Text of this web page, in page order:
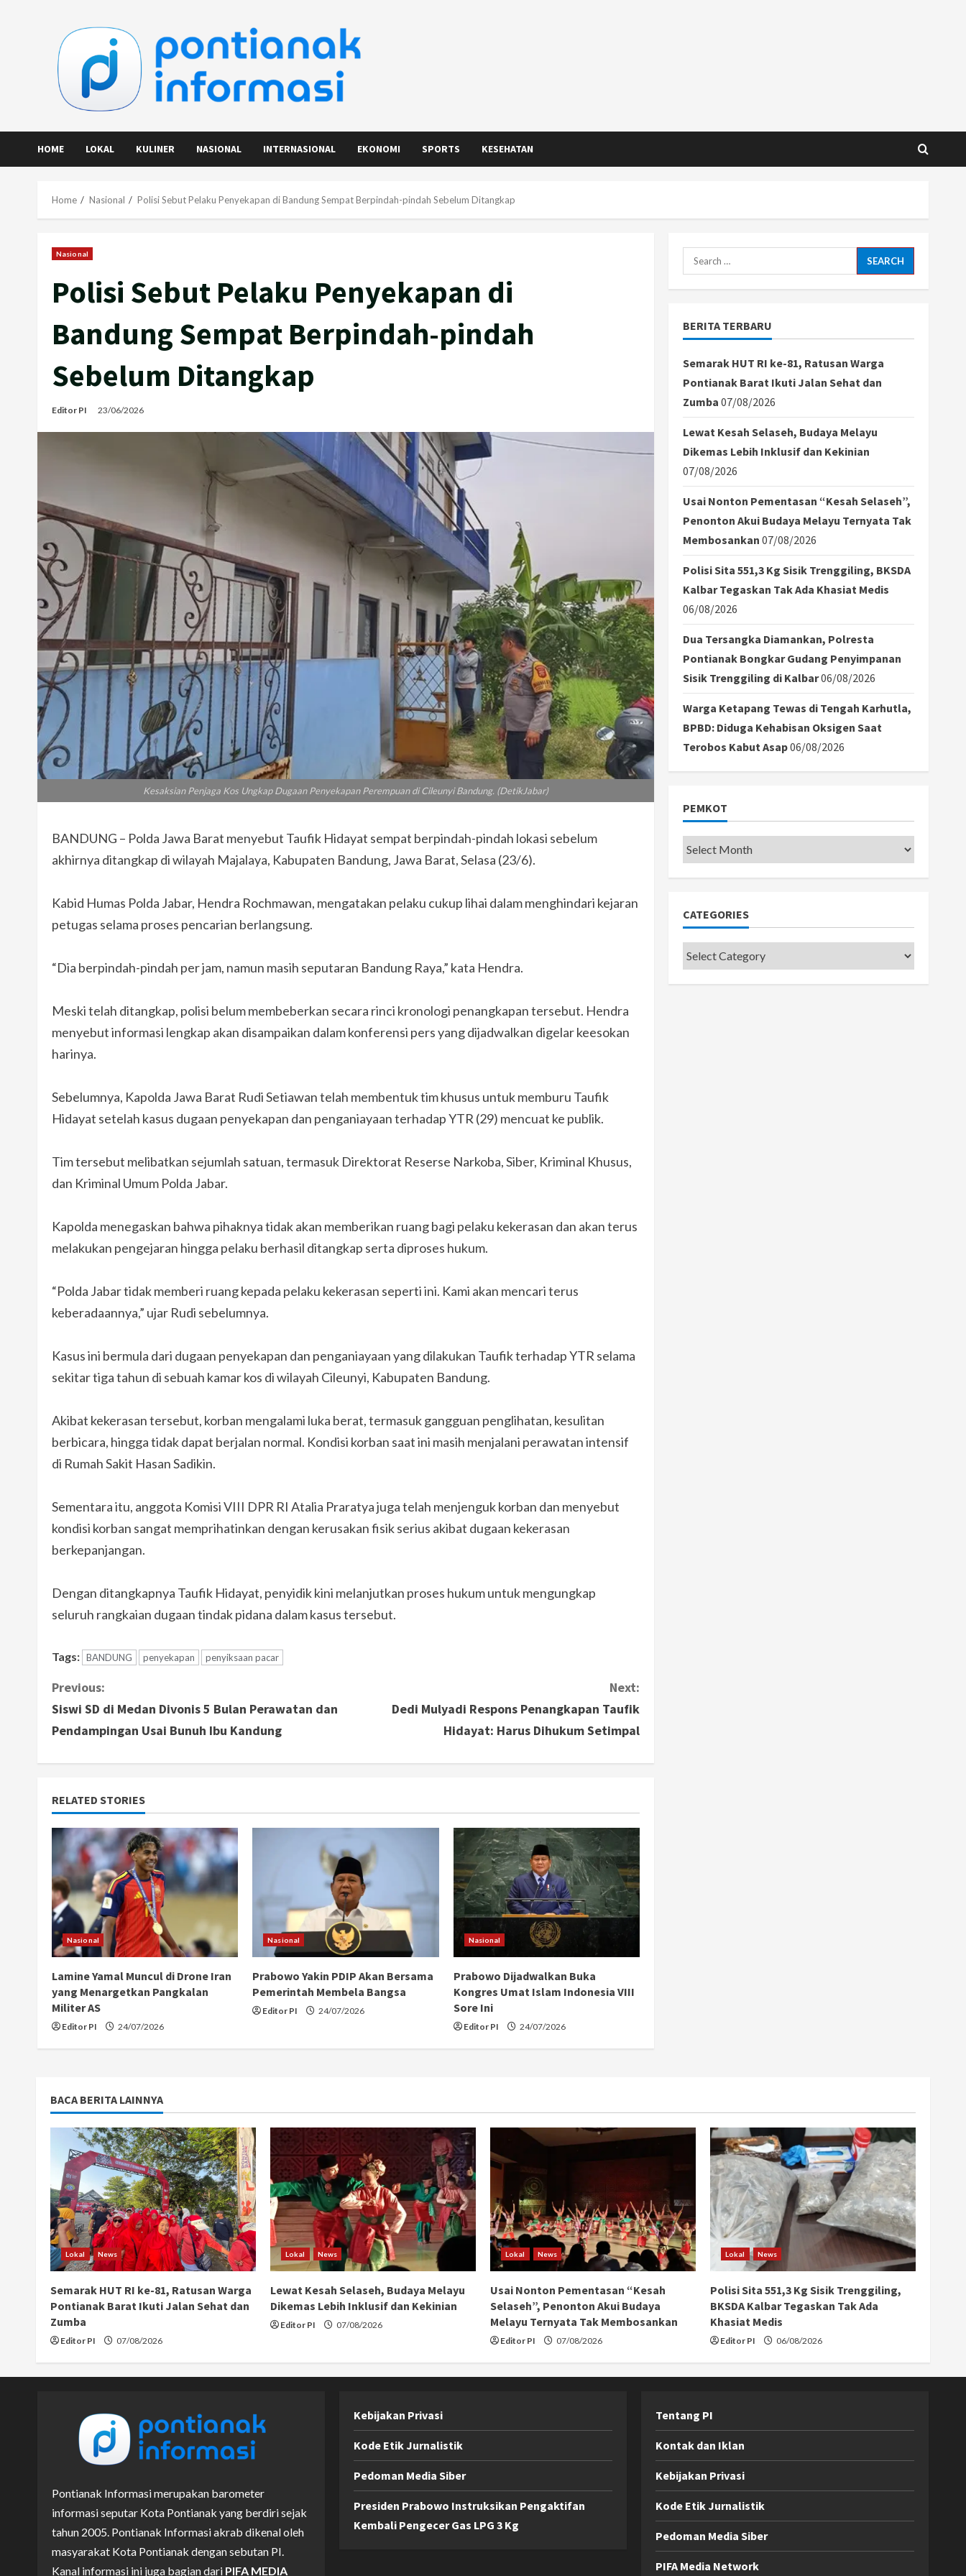
HOME LOKAL KULINER NASIONAL INTERNASIONAL EKONOMI SPORTS KESEHATAN
Home Nasional Polisi Sebut Pelaku Penyekapan di Bandung Sempat Berpindah-pindah Sebelum Ditangkap
Nasional
Polisi Sebut Pelaku Penyekapan di
Bandung Sempat Berpindah-pindah
Sebelum Ditangkap
Editor PI 23/06/2026
Kesaksian Penjaga Kos Ungkap Dugaan Penyekapan Perempuan di Cileunyi Bandung. (DetikJabar)
BANDUNG – Polda Jawa Barat menyebut Taufik Hidayat sempat berpindah-pindah lokasi sebelum
akhirnya ditangkap di wilayah Majalaya, Kabupaten Bandung, Jawa Barat, Selasa (23/6).
Kabid Humas Polda Jabar, Hendra Rochmawan, mengatakan pelaku cukup lihai dalam menghindari kejaran
petugas selama proses pencarian berlangsung.
“Dia berpindah-pindah per jam, namun masih seputaran Bandung Raya,” kata Hendra.
Meski telah ditangkap, polisi belum membeberkan secara rinci kronologi penangkapan tersebut. Hendra
menyebut informasi lengkap akan disampaikan dalam konferensi pers yang dijadwalkan digelar keesokan
harinya.
Sebelumnya, Kapolda Jawa Barat Rudi Setiawan telah membentuk tim khusus untuk memburu Taufik
Hidayat setelah kasus dugaan penyekapan dan penganiayaan terhadap YTR (29) mencuat ke publik.
Tim tersebut melibatkan sejumlah satuan, termasuk Direktorat Reserse Narkoba, Siber, Kriminal Khusus,
dan Kriminal Umum Polda Jabar.
Kapolda menegaskan bahwa pihaknya tidak akan memberikan ruang bagi pelaku kekerasan dan akan terus
melakukan pengejaran hingga pelaku berhasil ditangkap serta diproses hukum.
“Polda Jabar tidak memberi ruang kepada pelaku kekerasan seperti ini. Kami akan mencari terus
keberadaannya,” ujar Rudi sebelumnya.
Kasus ini bermula dari dugaan penyekapan dan penganiayaan yang dilakukan Taufik terhadap YTR selama
sekitar tiga tahun di sebuah kamar kos di wilayah Cileunyi, Kabupaten Bandung.
Akibat kekerasan tersebut, korban mengalami luka berat, termasuk gangguan penglihatan, kesulitan
berbicara, hingga tidak dapat berjalan normal. Kondisi korban saat ini masih menjalani perawatan intensif
di Rumah Sakit Hasan Sadikin.
Sementara itu, anggota Komisi VIII DPR RI Atalia Praratya juga telah menjenguk korban dan menyebut
kondisi korban sangat memprihatinkan dengan kerusakan fisik serius akibat dugaan kekerasan
berkepanjangan.
Dengan ditangkapnya Taufik Hidayat, penyidik kini melanjutkan proses hukum untuk mengungkap
seluruh rangkaian dugaan tindak pidana dalam kasus tersebut.
Tags: BANDUNG penyekapan penyiksaan pacar
C
o
i
n
u
e
R
e
a
d
i
g
Previous:
Siswi SD di Medan Divonis 5 Bulan Perawatan dan
Pendampingan Usai Bunuh Ibu Kandung
Next:
Dedi Mulyadi Respons Penangkapan Taufik
Hidayat: Harus Dihukum Setimpal
RELATED STORIES
Nasional
Lamine Yamal Muncul di Drone Iran
yang Menargetkan Pangkalan
Militer AS
Editor PI 24/07/2026
Nasional
Prabowo Yakin PDIP Akan Bersama
Pemerintah Membela Bangsa
Editor PI 24/07/2026
Nasional
Prabowo Dijadwalkan Buka
Kongres Umat Islam Indonesia VIII
Sore Ini
Editor PI 24/07/2026
Search
for:
BERITA TERBARU
Semarak HUT RI ke-81, Ratusan Warga
Pontianak Barat Ikuti Jalan Sehat dan
Zumba 07/08/2026
Lewat Kesah Selaseh, Budaya Melayu
Dikemas Lebih Inklusif dan Kekinian
07/08/2026
Usai Nonton Pementasan “Kesah Selaseh”,
Penonton Akui Budaya Melayu Ternyata Tak
Membosankan 07/08/2026
Polisi Sita 551,3 Kg Sisik Trenggiling, BKSDA
Kalbar Tegaskan Tak Ada Khasiat Medis
06/08/2026
Dua Tersangka Diamankan, Polresta
Pontianak Bongkar Gudang Penyimpanan
Sisik Trenggiling di Kalbar06/08/2026
Warga Ketapang Tewas di Tengah Karhutla,
BPBD: Diduga Kehabisan Oksigen Saat
Terobos Kabut Asap06/08/2026
PEMKOT
Pemkot
CATEGORIES
Categories
BACA BERITA LAINNYA
Lokal News
Semarak HUT RI ke-81, Ratusan Warga
Pontianak Barat Ikuti Jalan Sehat dan
Zumba
Editor PI 07/08/2026
Lokal News
Lewat Kesah Selaseh, Budaya Melayu
Dikemas Lebih Inklusif dan Kekinian
Editor PI 07/08/2026
Lokal News
Usai Nonton Pementasan “Kesah
Selaseh”, Penonton Akui Budaya
Melayu Ternyata Tak Membosankan
Editor PI 07/08/2026
Lokal News
Polisi Sita 551,3 Kg Sisik Trenggiling,
BKSDA Kalbar Tegaskan Tak Ada
Khasiat Medis
Editor PI 06/08/2026
Pontianak Informasi merupakan barometer
informasi seputar Kota Pontianak yang berdiri sejak
tahun 2005. Pontianak Informasi akrab dikenal oleh
masyarakat Kota Pontianak dengan sebutan PI.
Kanal informasi ini juga bagian dari PIFA MEDIA
Kebijakan Privasi
Kode Etik Jurnalistik
Pedoman Media Siber
Presiden Prabowo Instruksikan Pengaktifan
Kembali Pengecer Gas LPG 3 Kg
Tentang PI
Kontak dan Iklan
Kebijakan Privasi
Kode Etik Jurnalistik
Pedoman Media Siber
PIFA Media Network